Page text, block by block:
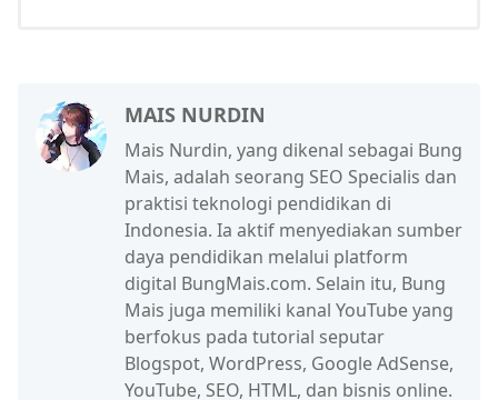
MAIS NURDIN
Mais Nurdin, yang dikenal sebagai Bung
Mais, adalah seorang SEO Specialis dan
praktisi teknologi pendidikan di
Indonesia. Ia aktif menyediakan sumber
daya pendidikan melalui platform
digital BungMais.com. Selain itu, Bung
Mais juga memiliki kanal YouTube yang
berfokus pada tutorial seputar
Blogspot, WordPress, Google AdSense,
YouTube, SEO, HTML, dan bisnis online.